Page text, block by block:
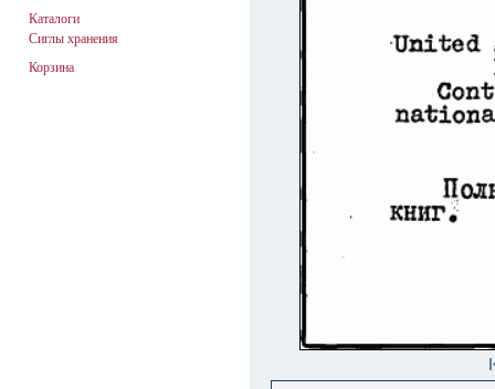
Каталоги
Сиглы хранения
Корзина